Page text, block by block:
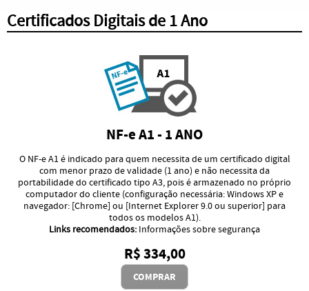
Certificados Digitais de 1 Ano
NF-e A1 - 1 ANO
O NF-e A1 é indicado para quem necessita de um certificado digital
com menor prazo de validade (1 ano) e não necessita da
portabilidade do certificado tipo A3, pois é armazenado no próprio
computador do cliente (configuração necessária: Windows XP e
navegador: [Chrome] ou [Internet Explorer 9.0 ou superior] para
todos os modelos A1).
Links recomendados: Informações sobre segurança
R$ 334,00
COMPRAR